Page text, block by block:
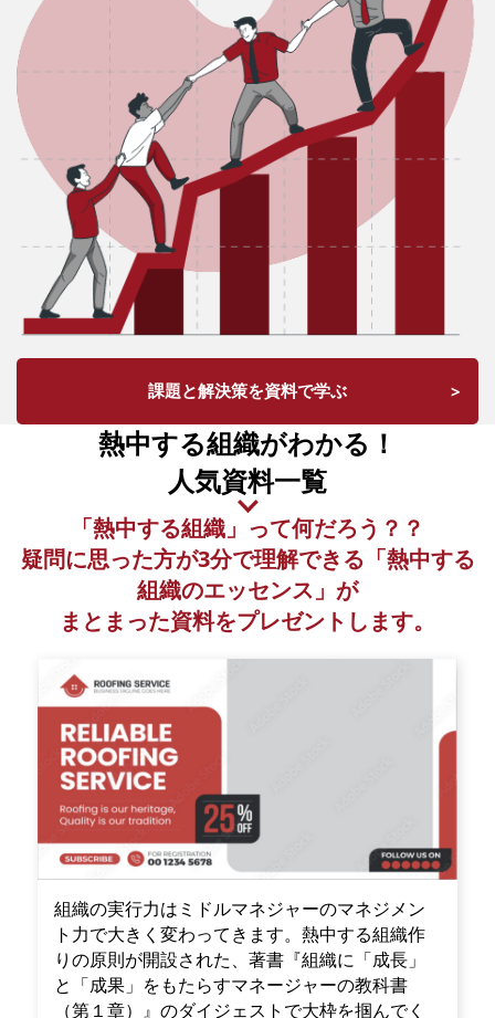
課題と解決策を資料で学ぶ
熱中する組織がわかる！
人気資料一覧
「熱中する組織」って何だろう？？
疑問に思った方が3分で理解できる「熱中する
組織のエッセンス」が
まとまった資料をプレゼントします。
組織の実行力はミドルマネジャーのマネジメン
ト力で大きく変わってきます。熱中する組織作
りの原則が開設された、著書『組織に「成長」
と「成果」をもたらすマネージャーの教科書
（第１章）』のダイジェストで大枠を掴んでく